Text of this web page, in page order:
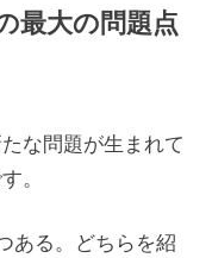
最大の問題点
な問題が生まれて
。
ある。どちらを紹